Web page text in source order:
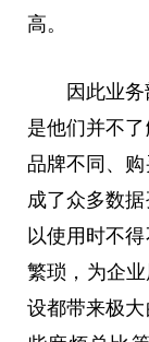
高。
因此业
是他们并不
品牌不同、
成了众多数
以使用时不
繁琐，为企
设都带来极